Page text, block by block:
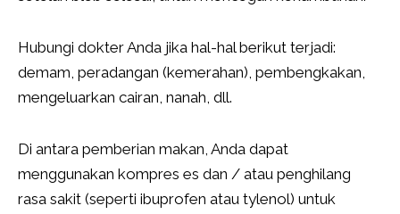
Hubungi dokter Anda jika hal-hal berikut terjadi:
demam, peradangan (kemerahan), pembengkakan,
mengeluarkan cairan, nanah, dll.
Di antara pemberian makan, Anda dapat
menggunakan kompres es dan / atau penghilang
rasa sakit (seperti ibuprofen atau tylenol) untuk